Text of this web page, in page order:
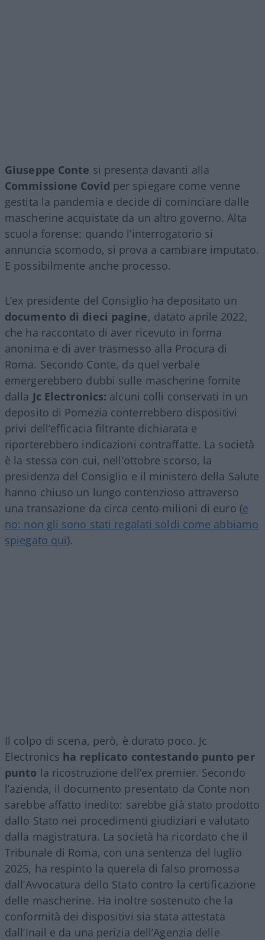
Giuseppe Conte si presenta davanti alla
Commissione Covid per spiegare come venne
gestita la pandemia e decide di cominciare dalle
mascherine acquistate da un altro governo. Alta
scuola forense: quando l’interrogatorio si
annuncia scomodo, si prova a cambiare imputato.
E possibilmente anche processo.
L’ex presidente del Consiglio ha depositato un
documento di dieci pagine, datato aprile 2022,
che ha raccontato di aver ricevuto in forma
anonima e di aver trasmesso alla Procura di
Roma. Secondo Conte, da quel verbale
emergerebbero dubbi sulle mascherine fornite
dalla Jc Electronics: alcuni colli conservati in un
deposito di Pomezia conterrebbero dispositivi
privi dell’efficacia filtrante dichiarata e
riporterebbero indicazioni contraffatte. La società
è la stessa con cui, nell’ottobre scorso, la
presidenza del Consiglio e il ministero della Salute
hanno chiuso un lungo contenzioso attraverso
una transazione da circa cento milioni di euro (e
no: non gli sono stati regalati soldi come abbiamo
spiegato qui).
Il colpo di scena, però, è durato poco. Jc
Electronics ha replicato contestando punto per
punto la ricostruzione dell’ex premier. Secondo
l’azienda, il documento presentato da Conte non
sarebbe affatto inedito: sarebbe già stato prodotto
dallo Stato nei procedimenti giudiziari e valutato
dalla magistratura. La società ha ricordato che il
Tribunale di Roma, con una sentenza del luglio
2025, ha respinto la querela di falso promossa
dall’Avvocatura dello Stato contro la certificazione
delle mascherine. Ha inoltre sostenuto che la
conformità dei dispositivi sia stata attestata
dall’Inail e da una perizia dell’Agenzia delle